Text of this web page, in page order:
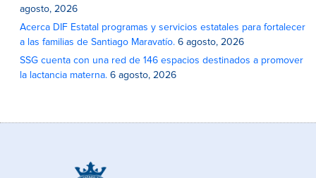
agosto, 2026
Acerca DIF Estatal programas y servicios estatales para fortalecer
a las familias de Santiago Maravatío. 6 agosto, 2026
SSG cuenta con una red de 146 espacios destinados a promover
la lactancia materna. 6 agosto, 2026